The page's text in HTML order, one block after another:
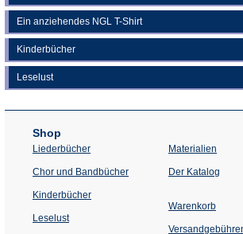
Ein anziehendes NGL T-Shirt
Kinderbücher
Leselust
Shop
Liederbücher
Chor und Bandbücher
Kinderbücher
Leselust
Materialien
Der Katalog
Warenkorb